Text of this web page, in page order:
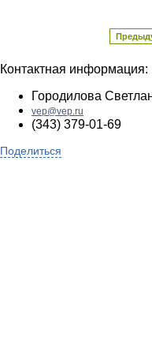
Контактная информация:
Городилова
vep@vep.ru
(343) 379-01-69
Поделиться